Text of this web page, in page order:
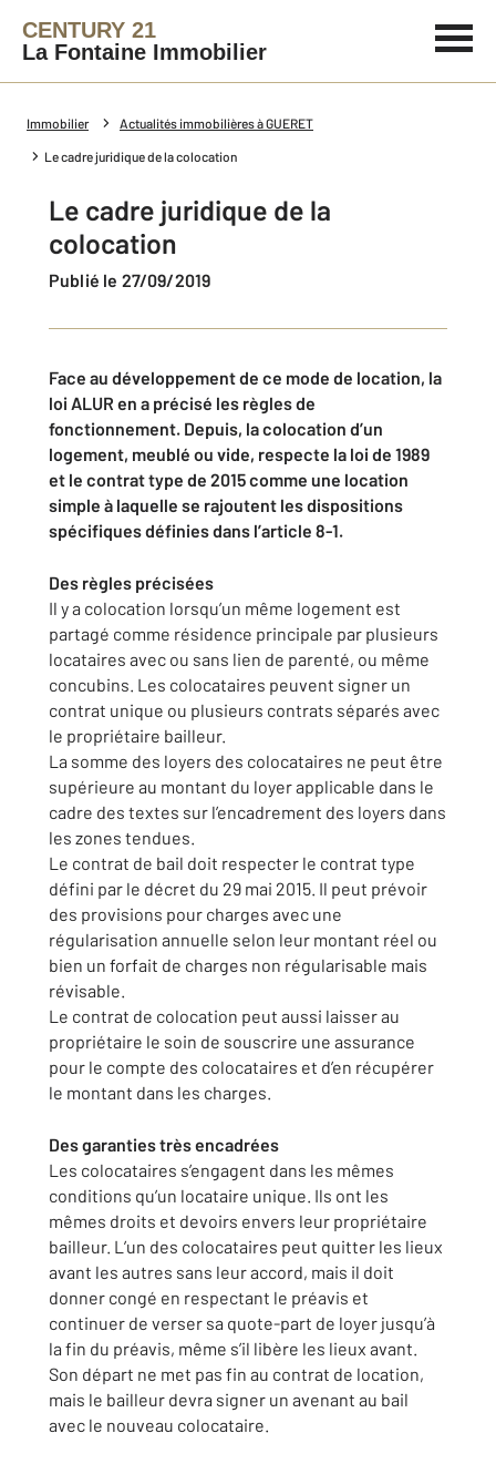
CENTURY 21
La Fontaine Immobilier
Immobilier Actualités immobilières à GUERET
Le cadre juridique de la colocation
Le cadre juridique de la
colocation
Publié le 27/09/2019
Face au développement de ce mode de location, la
loi ALUR en a précisé les règles de
fonctionnement. Depuis, la colocation d’un
logement, meublé ou vide, respecte la loi de 1989
et le contrat type de 2015 comme une location
simple à laquelle se rajoutent les dispositions
spécifiques définies dans l’article 8-1.
Des règles précisées
Il y a colocation lorsqu’un même logement est
partagé comme résidence principale par plusieurs
locataires avec ou sans lien de parenté, ou même
concubins. Les colocataires peuvent signer un
contrat unique ou plusieurs contrats séparés avec
le propriétaire bailleur.
La somme des loyers des colocataires ne peut être
supérieure au montant du loyer applicable dans le
cadre des textes sur l’encadrement des loyers dans
les zones tendues.
Le contrat de bail doit respecter le contrat type
défini par le décret du 29 mai 2015. Il peut prévoir
des provisions pour charges avec une
régularisation annuelle selon leur montant réel ou
bien un forfait de charges non régularisable mais
révisable.
Le contrat de colocation peut aussi laisser au
propriétaire le soin de souscrire une assurance
pour le compte des colocataires et d’en récupérer
le montant dans les charges.
Des garanties très encadrées
Les colocataires s’engagent dans les mêmes
conditions qu’un locataire unique. Ils ont les
mêmes droits et devoirs envers leur propriétaire
bailleur. L’un des colocataires peut quitter les lieux
avant les autres sans leur accord, mais il doit
donner congé en respectant le préavis et
continuer de verser sa quote-part de loyer jusqu’à
la fin du préavis, même s’il libère les lieux avant.
Son départ ne met pas fin au contrat de location,
mais le bailleur devra signer un avenant au bail
avec le nouveau colocataire.